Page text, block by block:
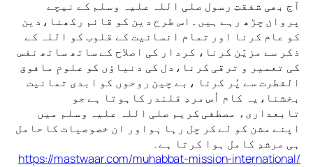
آج بھی شفقتِ رسول صلی اللہ علیہ وسلم کے نیچے
پروان چڑھ رہے ہیں۔اس طرح دین کو قائم رکھنا،دین
کو عام کرنا اور تمام انسانیت کے قلوب کو اللہ کے
ذکر سے مزیّن کرنا، کردار کی اصلاح کے ساتھ ساتھ نفس
کی تعمیر و ترقی کرنا،دل کی دنیاؤں کو علومِ مافوق
الفطرت سے پُر کرنا ،بے چین روحوں کو ابدی تمانیت
بخشنا،یہ کام اُس مردِ قلندر کاہوتا ہے جو
تابعداریء مصطفی کریم صلی اللہ علیہ وسلم میں
اپنے مشن کو لے کر چل رہا ہواور ان خصوصیات کا حامل
ہی مرشدِ کامل ہوا کرتا ہے۔
https://mastwaar.com/muhabbat-mission-international/